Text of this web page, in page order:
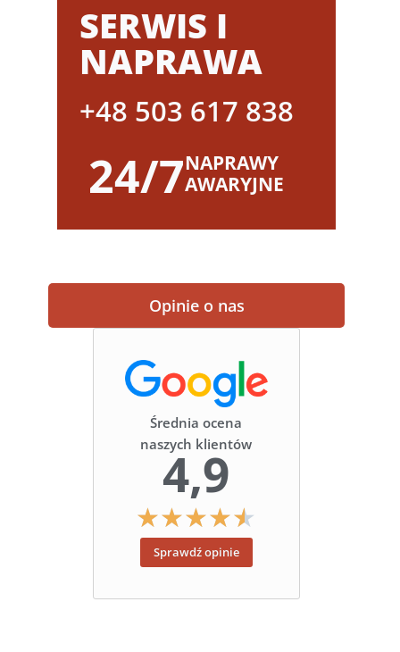
SERWIS I
NAPRAWA
+48 503 617 838
24/7NAPRAWY
AWARYJNE
Opinie o nas
Średnia ocena
naszych klientów
4,9
★★★★★
Sprawdź opinie